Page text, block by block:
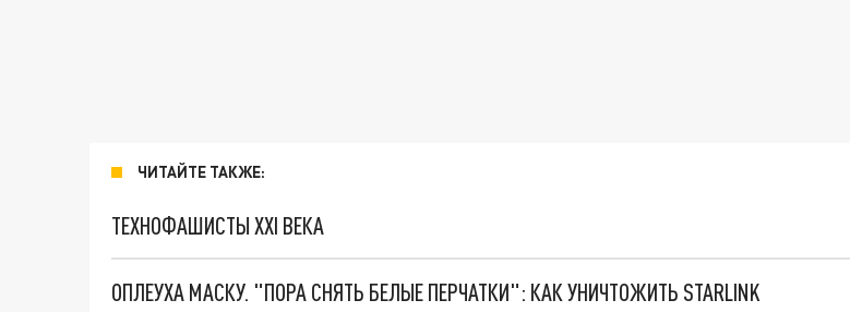
ЧИТАЙТЕ ТАКЖЕ:
ТЕХНОФАШИСТЫ XXI ВЕКА
ОПЛЕУХА МАСКУ. "ПОРА СНЯТЬ БЕЛЫЕ ПЕРЧАТКИ": КАК УНИЧТОЖИТЬ STARLINK